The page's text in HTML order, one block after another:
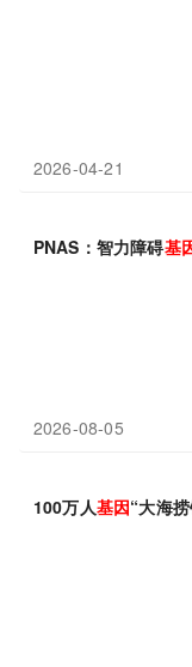
2026-04-21
PNAS：智力障碍基
2026-08-05
100万人基因“大海